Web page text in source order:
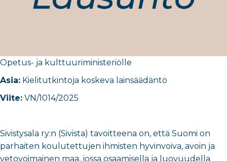
Opetus- ja kulttuuriministeriö ​lle
Asia: Kielitutkintoja koskeva lainsäädäntö
Viite: VN/1014/2025
Sivistysala ry:n (Sivista) tavoitteena on, että Suomi on
parhaiten koulutettujen ihmisten hyvinvoiva, avoin ja
vetovoimainen maa, jossa osaamisella ja luovuudella